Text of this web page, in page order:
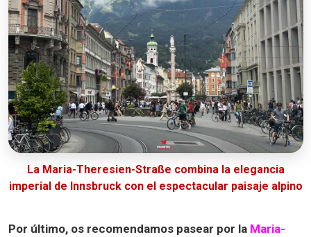
La Maria-Theresien-Straße combina la elegancia
imperial de Innsbruck con el espectacular paisaje alpino
Por último, os recomendamos pasear por la Maria-